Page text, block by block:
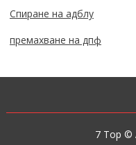
Спиране на адблу
премахване на дпф
7 Top ©